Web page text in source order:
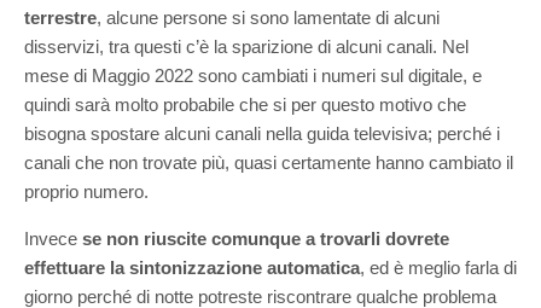
terrestre, alcune persone si sono lamentate di alcuni
disservizi, tra questi c’è la sparizione di alcuni canali. Nel
mese di Maggio 2022 sono cambiati i numeri sul digitale, e
quindi sarà molto probabile che si per questo motivo che
bisogna spostare alcuni canali nella guida televisiva; perché i
canali che non trovate più, quasi certamente hanno cambiato il
proprio numero.
Invece se non riuscite comunque a trovarli dovrete
effettuare la sintonizzazione automatica, ed è meglio farla di
giorno perché di notte potreste riscontrare qualche problema